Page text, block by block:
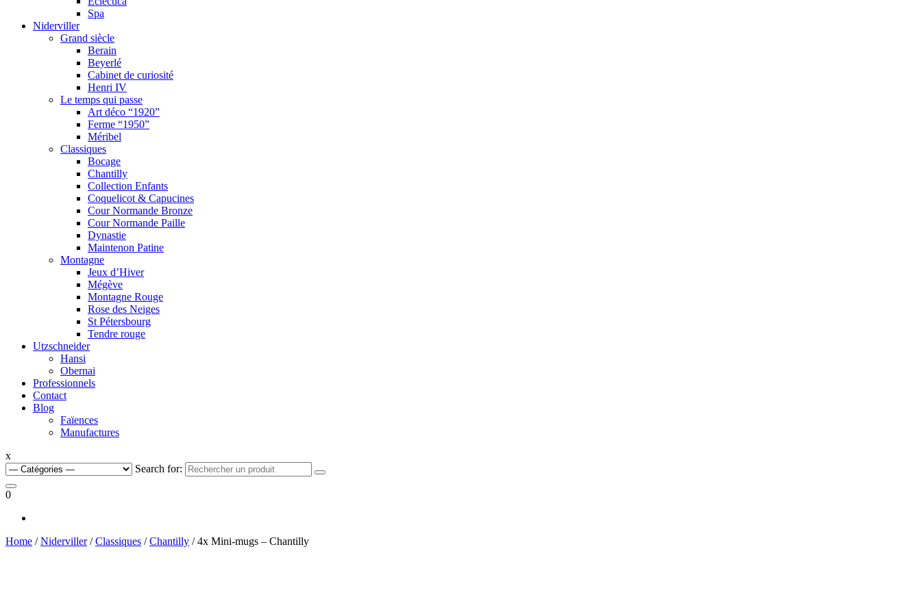
Spa
Niderviller
Grand siècle
Berain
Beyerlé
Cabinet de curiosité
Henri IV
Le temps qui passe
Art déco “1920”
Ferme “1950”
Méribel
Classiques
Bocage
Chantilly
Collection Enfants
Coquelicot & Capucines
Cour Normande Bronze
Cour Normande Paille
Dynastie
Maintenon Patine
Montagne
Jeux d’Hiver
Mégève
Montagne Rouge
Rose des Neiges
St Pétersbourg
Tendre rouge
Utzschneider
Hansi
Obernai
Professionnels
Contact
Blog
Faïences
Manufactures
x
Search for:
0
Home /Niderviller/Classiques /Chantilly / 4x Mini-mugs – Chantilly